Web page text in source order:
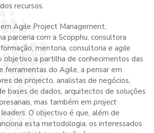
recursos.
Agile Project Management,
parceria com a Scopphu, consultora
mentoria, consultoria e agile
objetivo a partilha de conhecimentos das
ferramentas do Agile, a pensar em
de projecto, analistas de negócios,
bases de dados, arquitectos de soluções
mas também em project
. O objectivo é que, além de
esta metodologia, os interessados